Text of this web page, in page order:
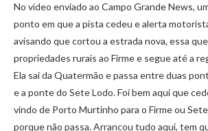
No vídeo enviado ao Campo Grande News,
ponto em que a pista cedeu e alerta
avisando que cortou a estrada nova, essa
propriedades rurais ao Firme e segue até a
Ela sai da Quatermão e passa entre duas
e a ponte do Sete Lodo. Foi bem aqui que
vindo de Porto Murtinho para o Firme ou
porque não passa. Arrancou tudo aqui, tem